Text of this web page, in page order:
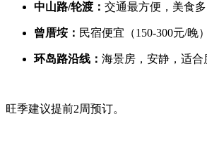
中山路/轮渡： 交通最方便，美食多
曾厝垵： 民宿便宜（150-300元/晚
环岛路沿线： 海景房，安静，适合
旺季建议提前2周预订。